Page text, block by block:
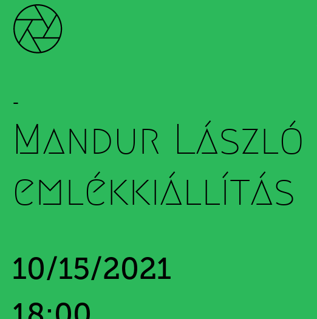
-
Mandur László
emlékkiállítás
10/15/2021